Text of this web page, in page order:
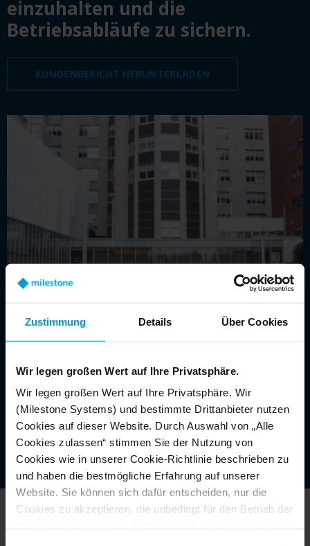
Zustimmung Details Über Cookies
Wir legen großen Wert auf Ihre Privatsphäre.
Wir legen großen Wert auf Ihre Privatsphäre. Wir
(Milestone Systems) und bestimmte Drittanbieter nutzen
Cookies auf dieser Website. Durch Auswahl von „Alle
Cookies zulassen“ stimmen Sie der Nutzung von
Cookies wie in unserer Cookie-Richtlinie beschrieben zu
und haben die bestmögliche Erfahrung auf unserer
Website. Sie können sich dafür entscheiden, nur die
Cookies zu akzeptieren, die unbedingt für den Betrieb der
einzuhalten und die
Betriebsabläufe zu sichern.
KUNDENBERICHT HERUNTERLADEN